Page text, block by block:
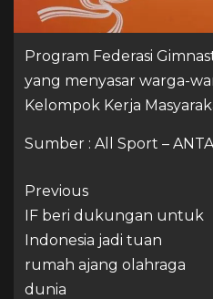
Program Federasi
yang menyasar warga-
Kelompok Kerja
Sumber : All Sport –
Previous
IF beri dukungan untuk
Indonesia jadi tuan
rumah ajang olahraga
dunia